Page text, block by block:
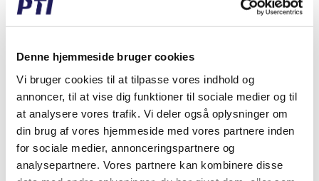
Denne hjemmeside bruger cookies
Vi bruger cookies til at tilpasse vores indhold og
annoncer, til at vise dig funktioner til sociale medier og til
at analysere vores trafik. Vi deler også oplysninger om
din brug af vores hjemmeside med vores partnere inden
for sociale medier, annonceringspartnere og
analysepartnere. Vores partnere kan kombinere disse
Vægt (gram)
Toldtariff nummer 7318210098
GTIN / EAN 5713188037991
Indvendig diameter (mm) 97,80
Udvendig diameter (mm) 180